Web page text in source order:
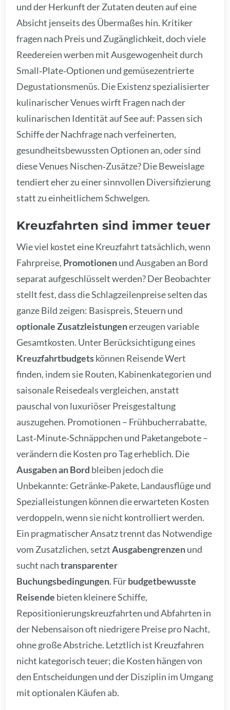
und der Herkunft der Zutaten deuten auf eine
Absicht jenseits des Übermaßes hin. Kritiker
fragen nach Preis und Zugänglichkeit, doch viele
Reedereien werben mit Ausgewogenheit durch
Small‑Plate‑Optionen und gemüsezentrierte
Degustationsmenüs. Die Existenz spezialisierter
kulinarischer Venues wirft Fragen nach der
kulinarischen Identität auf See auf: Passen sich
Schiffe der Nachfrage nach verfeinerten,
gesundheitsbewussten Optionen an, oder sind
diese Venues Nischen‑Zusätze? Die Beweislage
tendiert eher zu einer sinnvollen Diversifizierung
statt zu einheitlichem Schwelgen.
Kreuzfahrten sind immer teuer
Wie viel kostet eine Kreuzfahrt tatsächlich, wenn
Fahrpreise, Promotionenund Ausgaben an Bord
separat aufgeschlüsselt werden? Der Beobachter
stellt fest, dass die Schlagzeilenpreise selten das
ganze Bild zeigen: Basispreis, Steuern und
optionale Zusatzleistungenerzeugen variable
Gesamtkosten. Unter Berücksichtigung eines
Kreuzfahrtbudgetskönnen Reisende Wert
finden, indem sie Routen, Kabinenkategorien und
saisonale Reisedeals vergleichen, anstatt
pauschal von luxuriöser Preisgestaltung
auszugehen. Promotionen – Frühbucherrabatte,
Last‑Minute‑Schnäppchen und Paketangebote –
verändern die Kosten pro Tag erheblich. Die
Ausgaben an Bord bleiben jedoch die
Unbekannte: Getränke‑Pakete, Landausflüge und
Spezialleistungen können die erwarteten Kosten
verdoppeln, wenn sie nicht kontrolliert werden.
Ein pragmatischer Ansatz trennt das Notwendige
vom Zusatzlichen, setztAusgabengrenzenund
sucht nachtransparenter
Buchungsbedingungen. Fürbudgetbewusste
Reisende bieten kleinere Schiffe,
Repositionierungskreuzfahrten und Abfahrten in
der Nebensaison oft niedrigere Preise pro Nacht,
ohne große Abstriche. Letztlich ist Kreuzfahren
nicht kategorisch teuer; die Kosten hängen von
den Entscheidungen und der Disziplin im Umgang
mit optionalen Käufen ab.